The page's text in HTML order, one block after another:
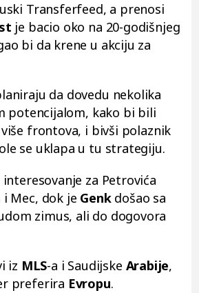
Transferfeed, a prenosi
je bacio oko na 20-godišnjeg
bi da krene u akciju za
da dovedu nekolika
potencijalom, kako bi bili
frontova, i bivši polaznik
se uklapa u tu strategiju.
interesovanje za Petrovića
i Mec, dok je Genk došao sa
zimus, ali do dogovora
iz MLS-a i Saudijske Arabije,
preferira Evropu.